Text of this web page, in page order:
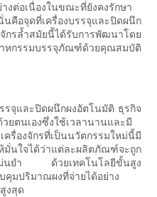
งต่อเนื่องในขณะที่ยังคงรักษา
คือจุดที่เครื่องบรรจุและปิดผนึก
กรล้ำสมัยนี้ได้รับการพัฒนาโดย
กรรมบรรจุภัณฑ์ด้วยคุณสมบัติ
รจุและปิดผนึกผงอัตโนมัติ ธุรกิจ
ยตนเองซึ่งใช้เวลานานและมี
องจักรที่เป็นนวัตกรรมใหม่นี้มี
ใจได้ว่าแต่ละผลิตภัณฑ์จะถูก
แม่นยำ ด้วยเทคโนโลยีขั้นสูง
คุมปริมาณผงที่จ่ายได้อย่าง
งสุด